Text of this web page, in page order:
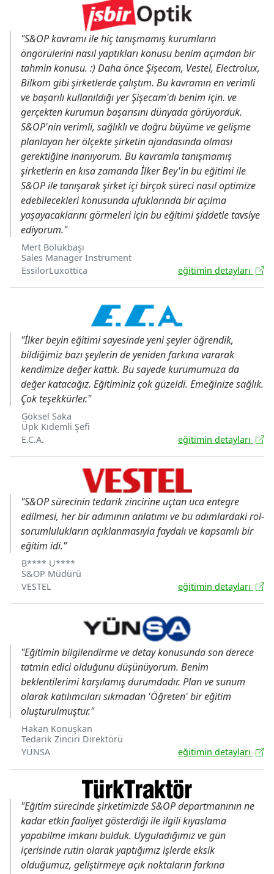
"S&OP kavramı ile hiç tanışmamış kurumların
öngörülerini nasıl yaptıkları konusu benim açımdan bir
tahmin konusu. :) Daha önce Şişecam, Vestel, Electrolux,
Bilkom gibi şirketlerde çalıştım. Bu kavramın en verimli
ve başarılı kullanıldığı yer Şişecam'dı benim için. ve
gerçekten kurumun başarısını dünyada görüyorduk.
S&OP'nin verimli, sağlıklı ve doğru büyüme ve gelişme
planlayan her ölçekte şirketin ajandasında olması
gerektiğine inanıyorum. Bu kavramla tanışmamış
şirketlerin en kısa zamanda İlker Bey'in bu eğitimi ile
S&OP ile tanışarak şirket içi birçok süreci nasıl optimize
edebilecekleri konusunda ufuklarında bir açılma
yaşayacaklarını görmeleri için bu eğitimi şiddetle tavsiye
ediyorum."
Mert Bölükbaşı
Sales Manager Instrument
EssilorLuxottica
eğitimin detayları
"İlker beyin eğitimi sayesinde yeni şeyler öğrendik,
bildiğimiz bazı şeylerin de yeniden farkına vararak
kendimize değer kattık. Bu sayede kurumumuza da
değer katacağız. Eğitiminiz çok güzeldi. Emeğinize sağlık.
Çok teşekkürler."
Göksel Saka
Üpk Kıdemli Şefi
E.C.A.
eğitimin detayları
"S&OP sürecinin tedarik zincirine uçtan uca entegre
edilmesi, her bir adımının anlatımı ve bu adımlardaki rol-
sorumlulukların açıklanmasıyla faydalı ve kapsamlı bir
eğitim idi."
B**** U****
S&OP Müdürü
VESTEL
eğitimin detayları
"Eğitimin bilgilendirme ve detay konusunda son derece
tatmin edici olduğunu düşünüyorum. Benim
beklentilerimi karşılamış durumdadır. Plan ve sunum
olarak katılımcıları sıkmadan 'Öğreten' bir eğitim
oluşturulmuştur."
Hakan Konuşkan
Tedarik Zinciri Direktörü
YÜNSA
eğitimin detayları
"Eğitim sürecinde şirketimizde S&OP departmanının ne
kadar etkin faaliyet gösterdiği ile ilgili kıyaslama
yapabilme imkanı bulduk. Uyguladığımız ve gün
içerisinde rutin olarak yaptığımız işlerde eksik
olduğumuz, geliştirmeye açık noktaların farkına